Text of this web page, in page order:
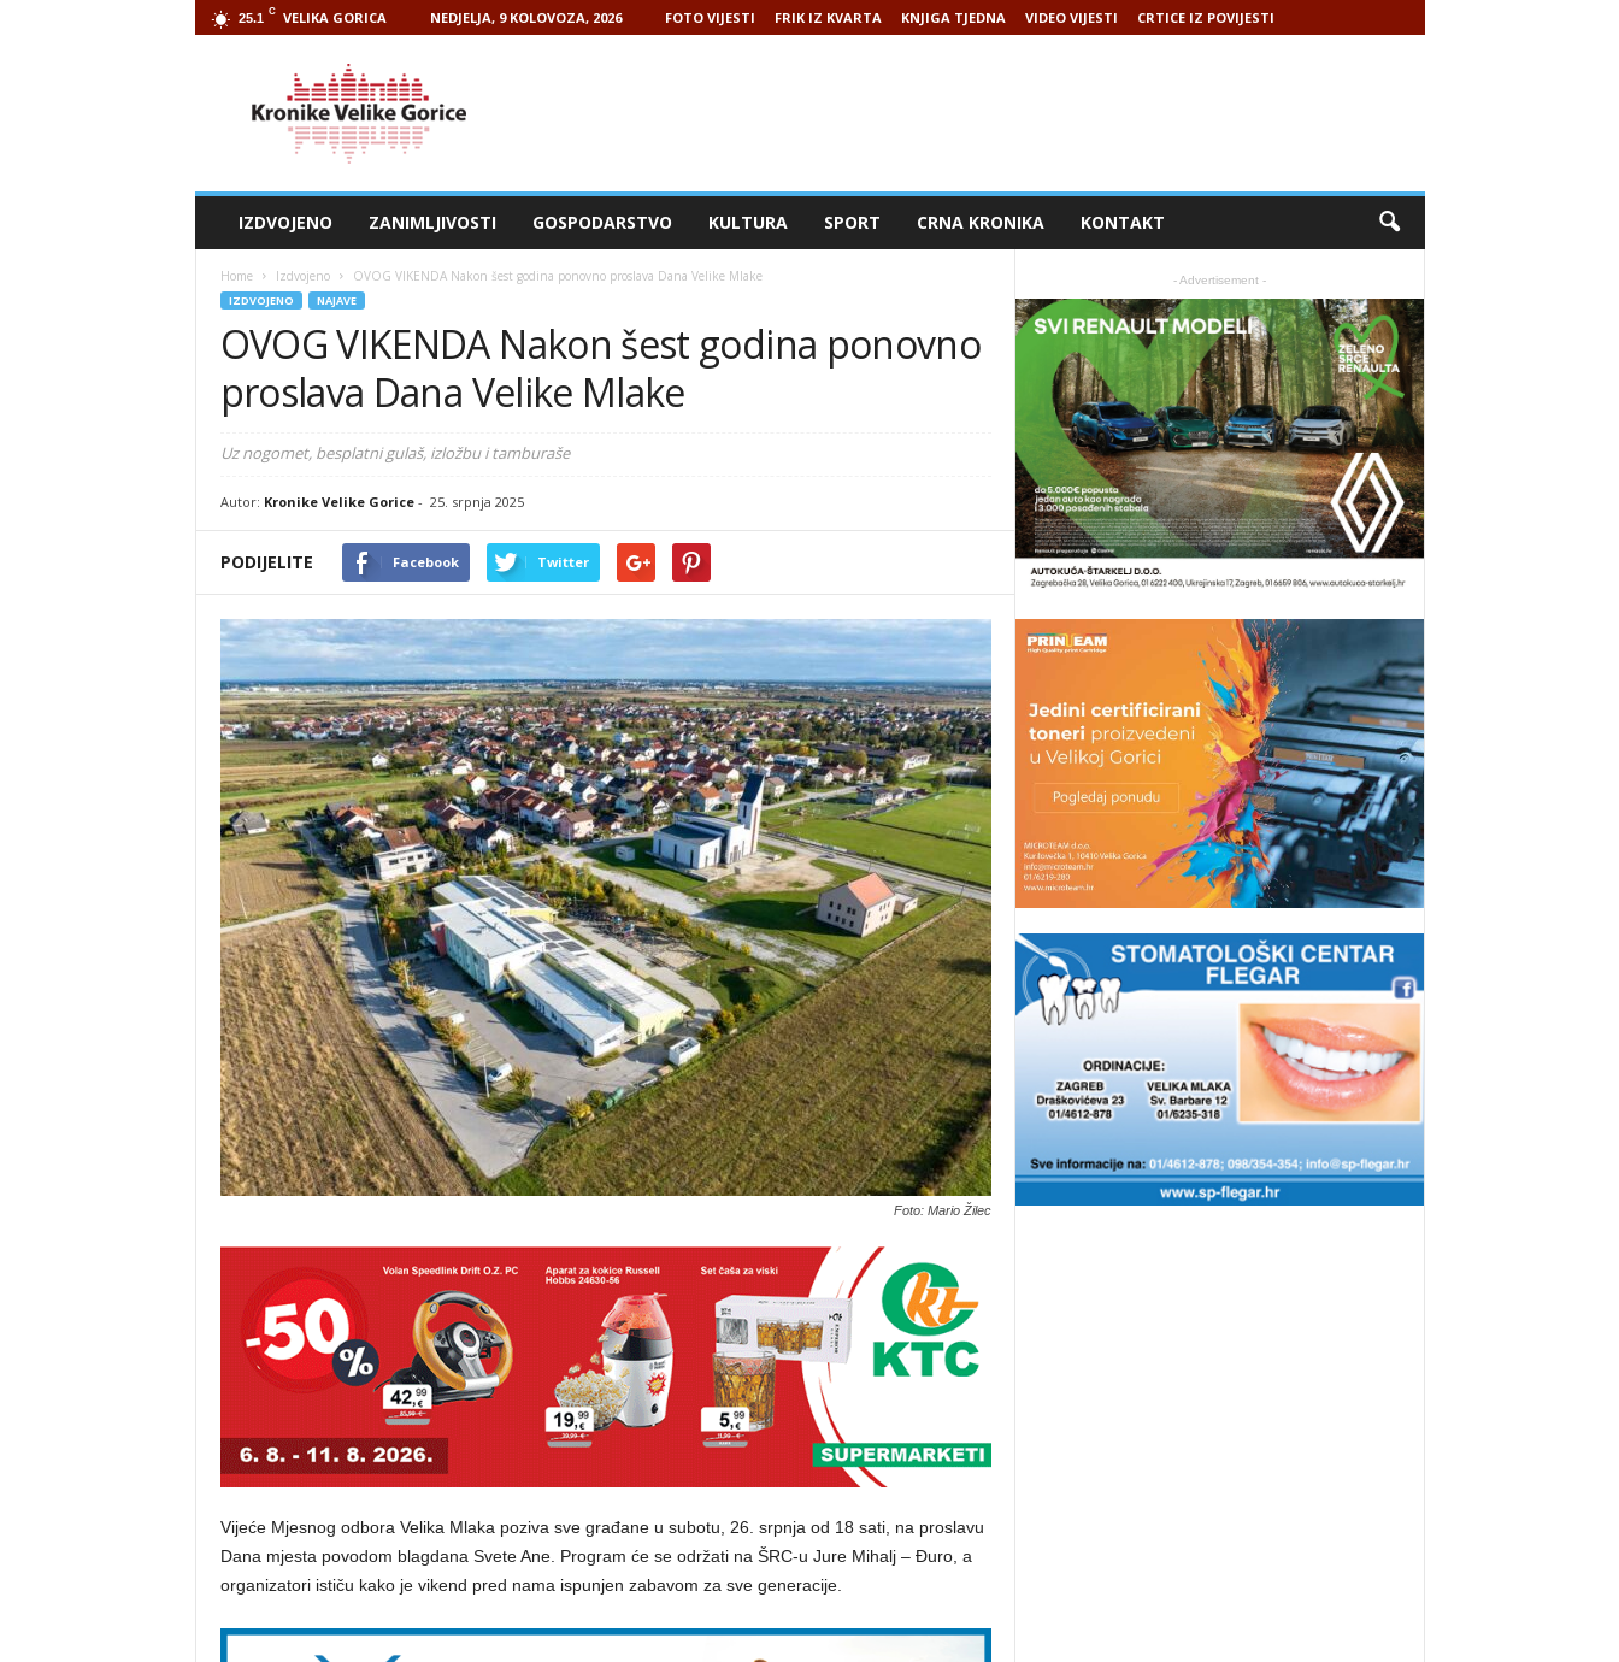
25.1 C VELIKA GORICA NEDJELJA, 9 KOLOVOZA, 2026 FOTO VIJESTI FRIK IZ KVARTA KNJIGA TJEDNA VIDEO VIJESTI CRTICE IZ POVIJESTI
IZDVOJENO ZANIMLJIVOSTI GOSPODARSTVO KULTURA SPORT CRNA KRONIKA KONTAKT
Home Izdvojeno OVOG VIKENDA Nakon šest godina ponovno proslava Dana Velike Mlake
IZDVOJENO NAJAVE
OVOG VIKENDA Nakon šest godina ponovno
proslava Dana Velike Mlake
Uz nogomet, besplatni gulaš, izložbu i tamburaše
Autor: Kronike Velike Gorice- 25. srpnja 2025
PODIJELITE Facebook Twitter
Foto: Mario Žilec
Vijeće Mjesnog odbora Velika Mlaka poziva sve građane u subotu, 26. srpnja od 18 sati, na proslavu
Dana mjesta povodom blagdana Svete Ane. Program će se održati na ŠRC-u Jure Mihalj – Đuro, a
organizatori ističu kako je vikend pred nama ispunjen zabavom za sve generacije.
- Advertisement -